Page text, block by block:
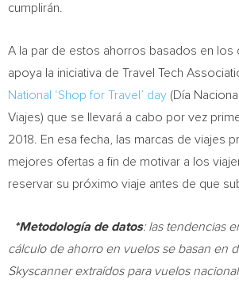
cumplirán.
A la par de estos ahorros basados en los
apoya la iniciativa de Travel Tech
National ‘Shop for Travel’ day (Día
Viajes) que se llevará a cabo por vez
2018. En esa fecha, las marcas de viajes
mejores ofertas a fin de motivar a los
reservar su próximo viaje antes de que
*Metodología de datos: las tendencias
cálculo de ahorro en vuelos se basan en
Skyscanner extraídos para vuelos